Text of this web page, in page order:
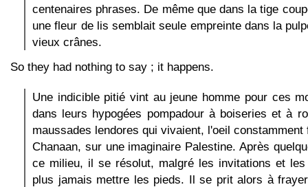
centenaires phrases. De même que dans la tige
une fleur de lis semblait seule empreinte dans la
vieux crânes.
So they had nothing to say ; it happens.
Une indicible pitié vint au jeune homme pour ces
dans leurs hypogées pompadour à boiseries et à
maussades lendores qui vivaient, l'oeil
Chanaan, sur une imaginaire Palestine. Après
ce milieu, il se résolut, malgré les invitations et
plus jamais mettre les pieds. Il se prit alors à